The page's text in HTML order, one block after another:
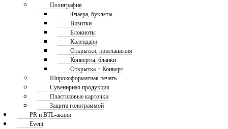
Полиграфия
Флаера, буклеты
Визитки
Блокноты
Календари
Открытки, приглашения
Конверты, бланки
Открытка + Конверт
Широкоформатная печать
Сувенирная продукция
Пластиковые карточки
Защита голограммой
PR и BTL-акции
Event